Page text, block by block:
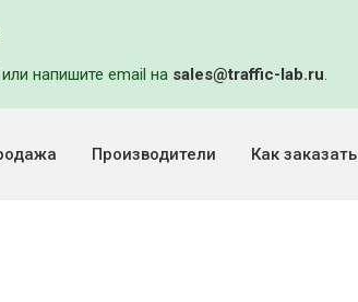
или напишите email на sales@traffic-lab.ru.
Производители Как заказать